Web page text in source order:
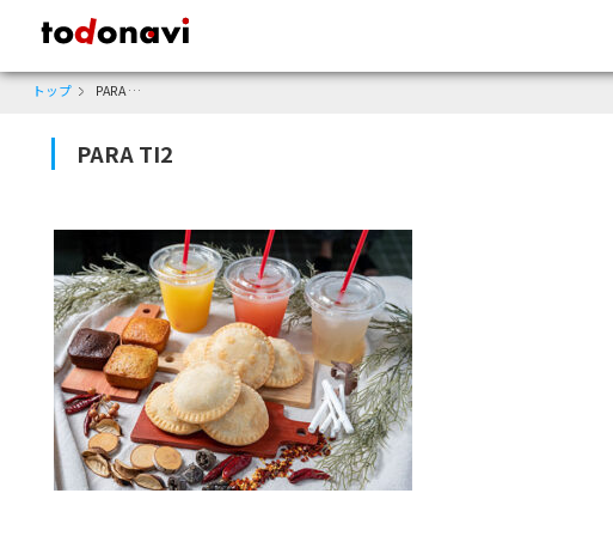
todonavi - 鹿児島のクーポンサイト、様々なジャンルのクーポンが見つかる
トップ PARA TI2
PARA TI2